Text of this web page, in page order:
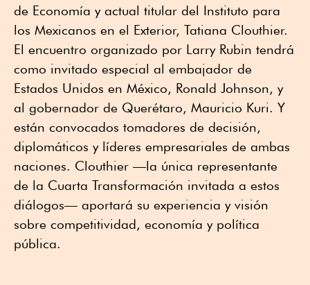
de Economía y actual titular del Instituto para
los Mexicanos en el Exterior, Tatiana Clouthier.
El encuentro organizado por Larry Rubin tendrá
como invitado especial al embajador de
Estados Unidos en México, Ronald Johnson, y
al gobernador de Querétaro, Mauricio Kuri. Y
están convocados tomadores de decisión,
diplomáticos y líderes empresariales de ambas
naciones. Clouthier —la única representante
de la Cuarta Transformación invitada a estos
diálogos— aportará su experiencia y visión
sobre competitividad, economía y política
pública.